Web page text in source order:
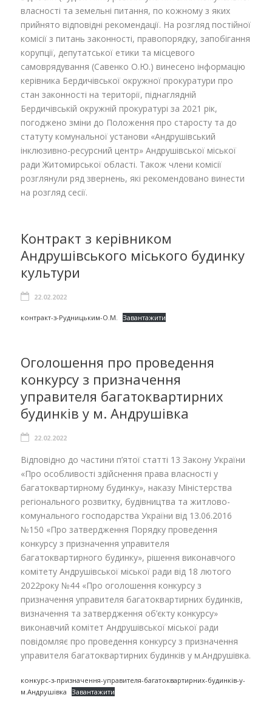
власності та земельні питання, по кожному з яких
прийнято відповідні рекомендації. На розгляд постійної
комісії з питань законності, правопорядку, запобігання
корупції, депутатської етики та місцевого
самоврядування (Савенко О.Ю.) винесено інформацію
керівника Бердичівської окружної прокуратури про
стан законності на території, піднаглядній
Бердичівській окружній прокуратурі за 2021 рік,
погоджено зміни до Положення про старосту та до
статуту комунальної установи «Андрушівський
інклюзивно-ресурсний центр» Андрушівської міської
ради Житомирської області. Також члени комісії
розглянули ряд звернень, які рекомендовано винести
на розгляд сесії.
Контракт з керівником
Андрушівського міського будинку
культури
22.02.2022
контракт-з-Рудницьким-О.М. Завантажити
Оголошення про проведення
конкурсу з призначення
управителя багатоквартирних
будинків у м. Андрушівка
22.02.2022
Відповідно до частини п’ятої статті 13 Закону України
«Про особливості здійснення права власності у
багатоквартирному будинку», наказу Міністерства
регіонального розвитку, будівництва та житлово-
комунального господарства України від 13.06.2016
№150 «Про затвердження Порядку проведення
конкурсу з призначення управителя
багатоквартирного будинку», рішення виконавчого
комітету Андрушівської міської ради від 18 лютого
2022року №44 «Про оголошення конкурсу з
призначення управителя багатоквартирних будинків,
визначення та затвердження об’єкту конкурсу»
виконавчий комітет Андрушівської міської ради
повідомляє про проведення конкурсу з призначення
управителя багатоквартирних будинків у м.Андрушівка.
конкурс-з-призначення-управителя-багатоквартирних-будинків-у-
м.Андрушівка
Завантажити